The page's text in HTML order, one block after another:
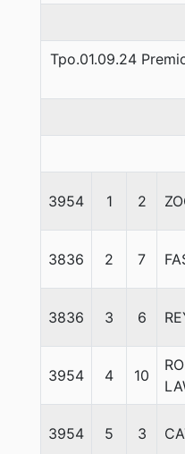
Tpo.01.09.24
3954 1 2
3836 2 7
3836 3 6
3954 4 10
3954 5 3